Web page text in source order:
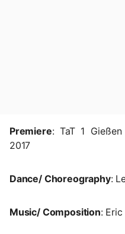
Premiere: TaT 1
2017
Dance/ Choreography:
Music/ Composition: